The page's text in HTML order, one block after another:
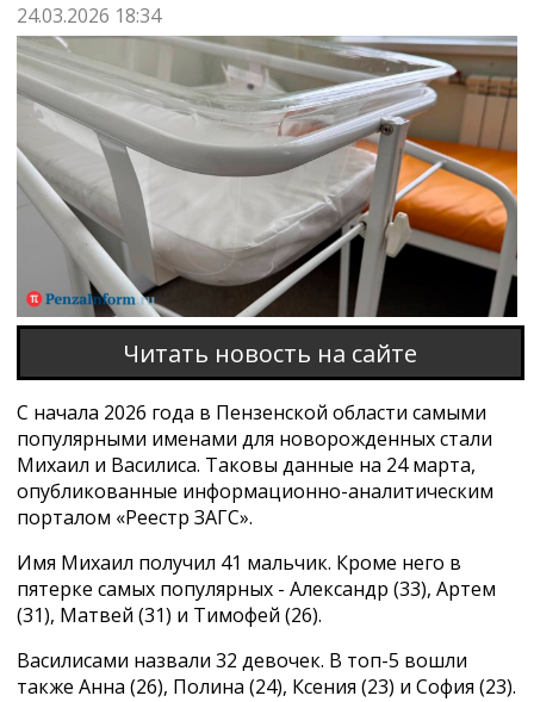
24.03.2026 18:34
Читать новость на сайте
С начала 2026 года в Пензенской области самыми
популярными именами для новорожденных стали
Михаил и Василиса. Таковы данные на 24 марта,
опубликованные информационно-аналитическим
порталом «Реестр ЗАГС».
Имя Михаил получил 41 мальчик. Кроме него в
пятерке самых популярных - Александр (33), Артем
(31), Матвей (31) и Тимофей (26).
Василисами назвали 32 девочек. В топ-5 вошли
также Анна (26), Полина (24), Ксения (23) и София (23).